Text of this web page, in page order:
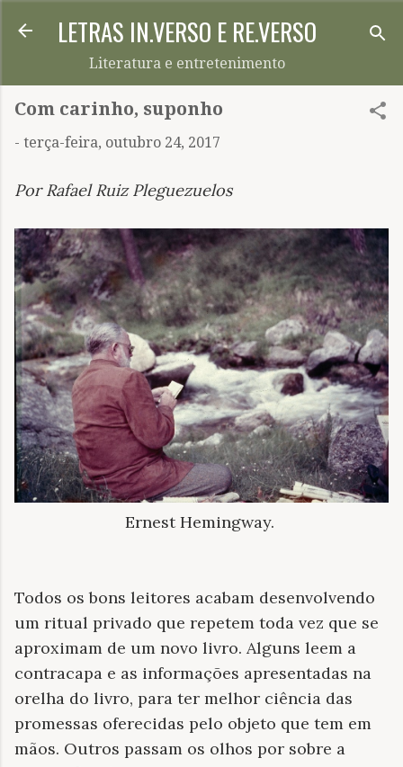
Pular para o conteúdo principal
LETRAS IN.VERSO E RE.VERSO
Literatura e entretenimento
Com carinho, suponho
- terça-feira, outubro 24, 2017
Por Rafael Ruiz Pleguezuelos
Ernest Hemingway.
Todos os bons leitores acabam desenvolvendo
um ritual privado que repetem toda vez que se
aproximam de um novo livro. Alguns leem a
contracapa e as informações apresentadas na
orelha do livro, para ter melhor ciência das
promessas oferecidas pelo objeto que tem em
mãos. Outros passam os olhos por sobre a